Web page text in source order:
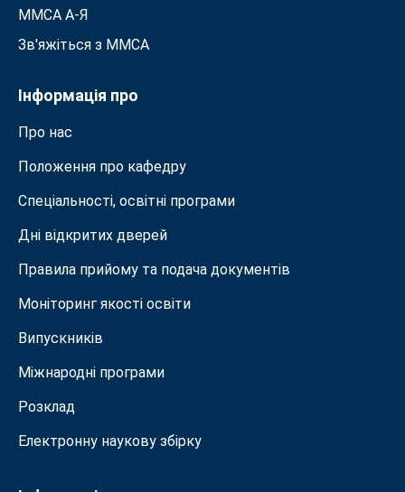
ММСА A-Я
Зв'яжіться з MMСА
Інформація про
Про нас
Положення про кафедру
Спеціальності, освітні програми
Дні відкритих дверей
Правила прийому та подача документiв
Моніторинг якості освіти
Випускників
Міжнародні програми
Розклад
Електронну наукову збірку